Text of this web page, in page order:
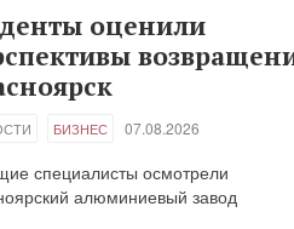
оценили
БИЗНЕС 07.08.2026
специалисты осмотрели
алюминиевый завод